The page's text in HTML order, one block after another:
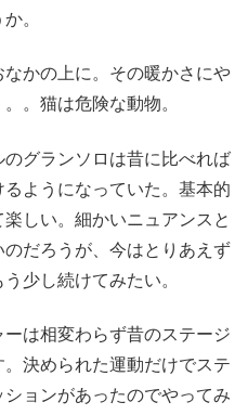
。
かの上に。その暖かさにや
。猫は危険な動物。
グランソロは昔に比べれば
ようになっていた。基本的
しい。細かいニュアンスと
だろうが、今はとりあえず
少し続けてみたい。
は相変わらず昔のステージ
決められた運動だけでステ
ョンがあったのでやってみ